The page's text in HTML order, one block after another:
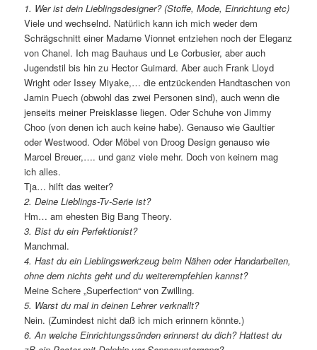
1. Wer ist dein Lieblingsdesigner? (Stoffe, Mode, Einrichtung etc)
Viele und wechselnd. Natürlich kann ich mich weder dem
Schrägschnitt einer Madame Vionnet entziehen noch der Eleganz
von Chanel. Ich mag Bauhaus und Le Corbusier, aber auch
Jugendstil bis hin zu Hector Guimard. Aber auch Frank Lloyd
Wright oder Issey Miyake,… die entzückenden Handtaschen von
Jamin Puech (obwohl das zwei Personen sind), auch wenn die
jenseits meiner Preisklasse liegen. Oder Schuhe von Jimmy
Choo (von denen ich auch keine habe). Genauso wie Gaultier
oder Westwood. Oder Möbel von Droog Design genauso wie
Marcel Breuer,…. und ganz viele mehr. Doch von keinem mag
ich alles.
Tja… hilft das weiter?
2. Deine Lieblings-Tv-Serie ist?
Hm… am ehesten Big Bang Theory.
3. Bist du ein Perfektionist?
Manchmal.
4. Hast du ein Lieblingswerkzeug beim Nähen oder Handarbeiten,
ohne dem nichts geht und du weiterempfehlen kannst?
Meine Schere „Superfection“ von Zwilling.
5. Warst du mal in deinen Lehrer verknallt?
Nein. (Zumindest nicht daß ich mich erinnern könnte.)
6. An welche Einrichtungssünden erinnerst du dich? Hattest du